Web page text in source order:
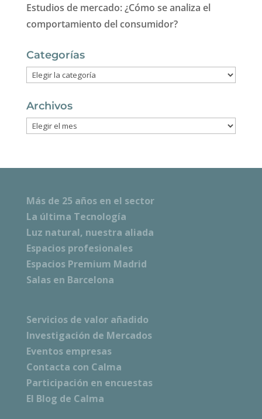
Estudios de mercado: ¿Cómo se analiza el
comportamiento del consumidor?
Categorías
Categorías
Archivos
Archivos
Más de 25 años en el sector
La última Tecnología
Luz natural, nuestra aliada
Espacios profesionales
Espacios Premium Madrid
Salas en Barcelona
Servicios de valor añadido
Investigación de Mercados
Eventos empresas
Contacta con Calma
Participación en encuestas
El Blog de Calma